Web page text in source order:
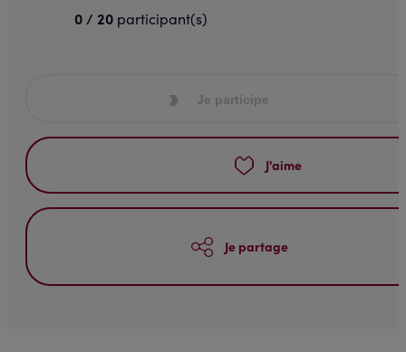
0 / 20 participant(s)
Je participe
J'aime
Je partage